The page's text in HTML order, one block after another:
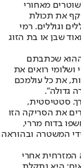
מאחורי
את תכולת
וגוללים. רמי
שבן או בת הזוג
ההוא שכתבתם
רואים את
את כל עולמכם
גדולה״.
סטטיסטית,
את הסריקה הזו
בדוח מררי,
על ידי המשטרה ובהוראה
המזרחית אחרי